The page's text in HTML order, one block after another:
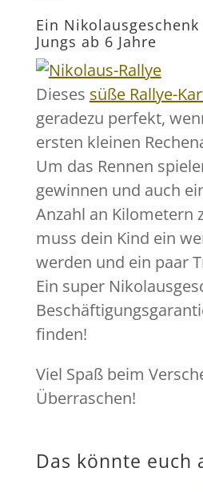
Ein
Jungs ab 6 Jahre
Dieses süße Rallye-
geradezu perfekt,
ersten kleinen
Um das Rennen
gewinnen und auch
Anzahl an Kilometern
muss dein Kind ein
werden und ein paar
Ein super
finden!
Viel Spaß beim
Überraschen!
Das könnte euch